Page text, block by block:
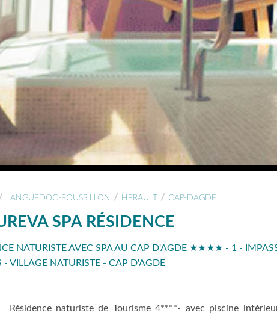
LANGUEDOC-ROUSSILLON / HERAULT / CAP-DAGDE
SPA RÉSIDENCE
NATURISTE AVEC SPA AU CAP D'AGDE ★★★★ - 1 -
- VILLAGE NATURISTE - CAP D'AGDE
Résidence naturiste de Tourisme 4****- avec piscine